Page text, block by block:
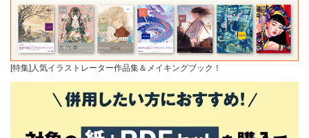
[特集]人気イラストレーター作品集＆メイキングブック！